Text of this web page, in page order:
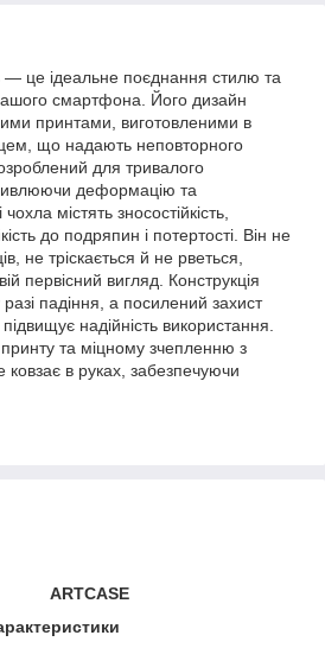
це ідеальне поєднання стилю та
смартфона. Його дизайн
принтами, виготовленими в
що надають неповторного
для тривалого
деформацію та
містять зносостійкість,
до подряпин і потертості. Він не
не тріскається й не рветься,
первісний вигляд. Конструкція
падіння, а посилений захист
надійність використання.
та міцному зчепленню з
в руках, забезпечуючи
ARTCASE